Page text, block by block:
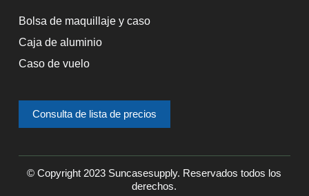
Bolsa de maquillaje y caso
Caja de aluminio
Caso de vuelo
Consulta de lista de precios
© Copyright 2023 Suncasesupply. Reservados todos los
derechos.